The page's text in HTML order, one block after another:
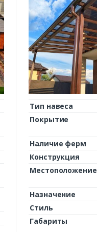
Тип навеса
Покрытие
Наличие ферм
Конструкция
Местоположение
Назначение
Стиль
Габариты